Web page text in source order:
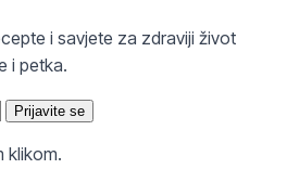
i savjete za zdraviji život
i petka.
Prijavite se
klikom.